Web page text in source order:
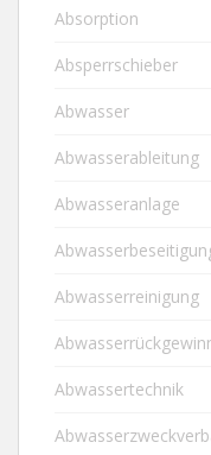
Absorption
Absperrschieber
Abwasser
Abwasserableitung
Abwasseranlage
Abwasserreinigung
Abwassertechnik